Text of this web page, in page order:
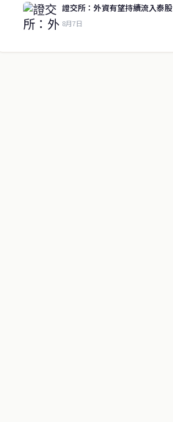
證交所：外資有望持續流入泰股
8月7日